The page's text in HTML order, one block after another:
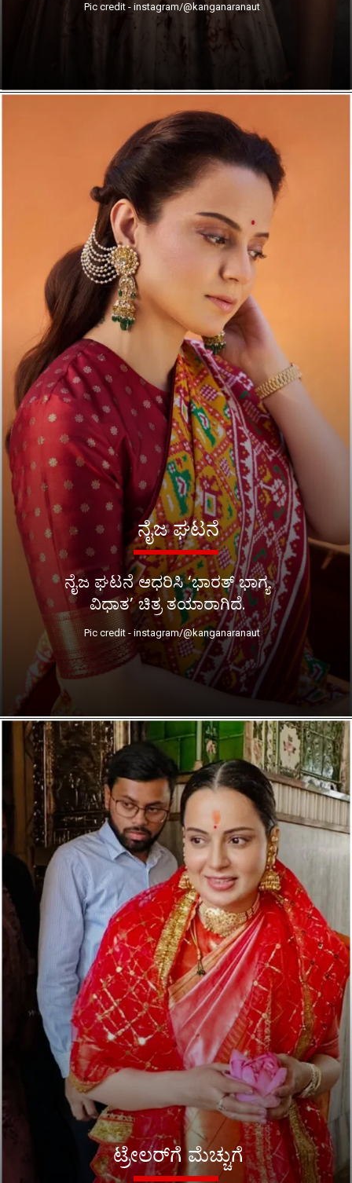
Pic credit - instagram/@kanganaranaut
ನೈಜ ಘಟನೆ ಆಧರಿಸಿ ‘ಭಾರತ್ ಭಾಗ್ಯ
ವಿಧಾತ’ ಚಿತ್ರ ತಯಾರಾಗಿದೆ.
ನೈಜ ಘಟನೆ
Pic credit - instagram/@kanganaranaut
ಟ್ರೇಲರ್​ಗೆ ಮೆಚ್ಚುಗೆ